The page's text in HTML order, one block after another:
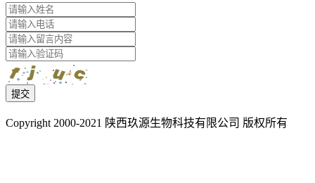
提交
Copyright 2000-2021 陕西玖源生物科技有限公司 版权所有